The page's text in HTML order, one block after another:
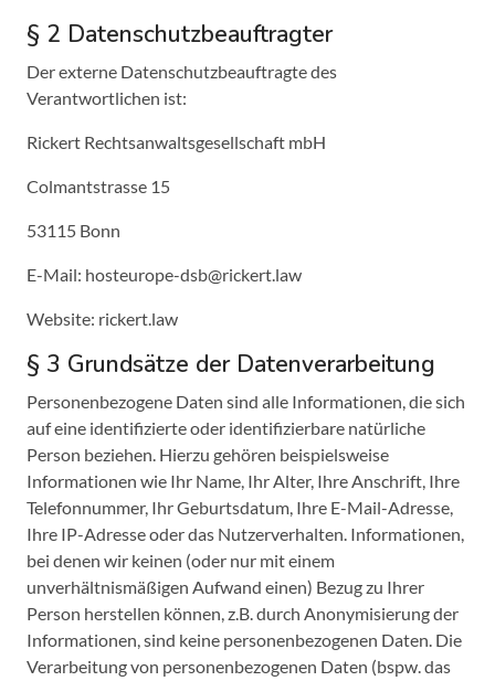
§ 2 Datenschutzbeauftragter
Der externe Datenschutzbeauftragte des
Verantwortlichen ist:
Rickert Rechtsanwaltsgesellschaft mbH
Colmantstrasse 15
53115 Bonn
E-Mail: hosteurope-dsb@rickert.law
Website: rickert.law
§ 3 Grundsätze der Datenverarbeitung
Personenbezogene Daten sind alle Informationen, die sich
auf eine identifizierte oder identifizierbare natürliche
Person beziehen. Hierzu gehören beispielsweise
Informationen wie Ihr Name, Ihr Alter, Ihre Anschrift, Ihre
Telefonnummer, Ihr Geburtsdatum, Ihre E-Mail-Adresse,
Ihre IP-Adresse oder das Nutzerverhalten. Informationen,
bei denen wir keinen (oder nur mit einem
unverhältnismäßigen Aufwand einen) Bezug zu Ihrer
Person herstellen können, z.B. durch Anonymisierung der
Informationen, sind keine personenbezogenen Daten. Die
Verarbeitung von personenbezogenen Daten (bspw. das